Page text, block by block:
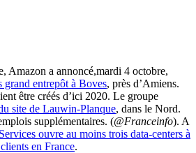
Amazon a annoncé,mardi 4 octobre,
grand entrepôt à Boves, près d’Amiens.
être créés d’ici 2020. Le groupe
site de Lauwin-Planque, dans le Nord.
supplémentaires. (@Franceinfo). A
ouvre au moins trois data-centers à
en France.